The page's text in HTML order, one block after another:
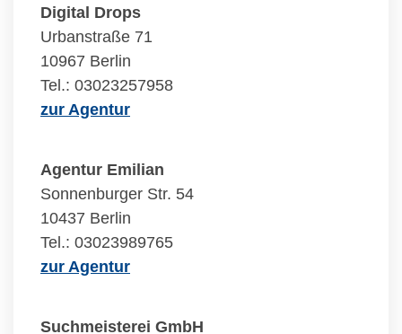
Digital Drops
Urbanstraße 71
10967 Berlin
Tel.: 03023257958
zur Agentur
Agentur Emilian
Sonnenburger Str. 54
10437 Berlin
Tel.: 03023989765
zur Agentur
Suchmeisterei GmbH